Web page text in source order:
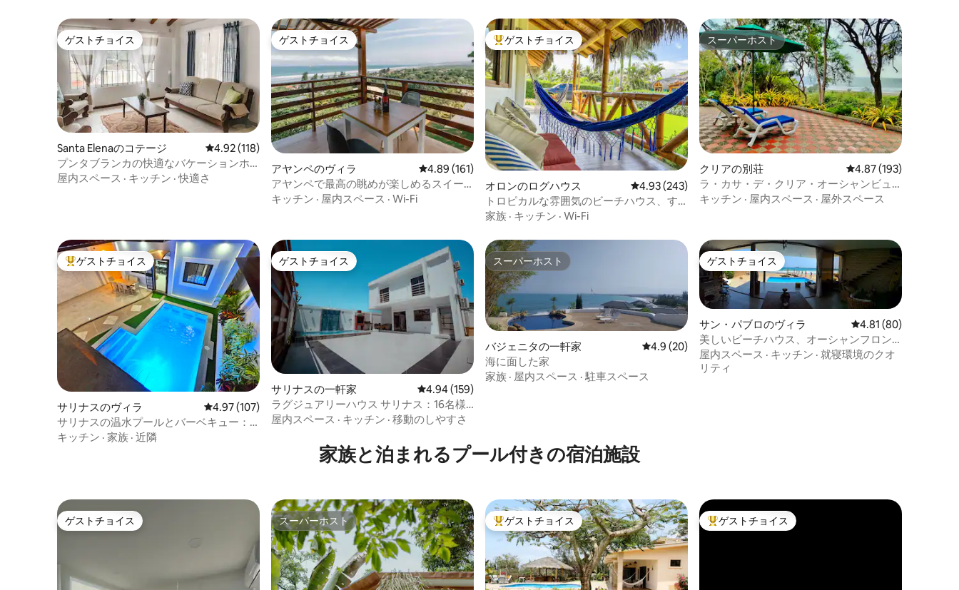
ゲストチョイス
ゲストチョイス
Santa Elenaのコテージ レビュー118件、5つ星中4.92つ星の平均評価
4.92 (118)
プンタブランカの快適なバケーションホ
ーム#1
屋内スペース · キッチン ·快適さ
ゲストチョイス
ゲストチョイス
アヤンペのヴィラ レビュー161件、5つ星中4.89つ星の平均評価
4.89 (161)
アヤンペで最高の眺めが楽しめるスイー
ト#4（planta alta）
キッチン · 屋内スペース · Wi-Fi
大好評のゲストチョイスです。
ゲストチョイス
オロンのログハウス レビュー243件、5つ星中4.93つ星の平均評価
4.93 (243)
トロピカルな雰囲気のビーチハウス、す
べてに近い
家族 · キッチン · Wi-Fi
スーパーホスト
スーパーホスト
クリアの別荘 レビュー193件、5つ
4.87 (193)
ラ・カサ・デ・クリア・オーシャンビュ
ーハウス
キッチン · 屋内スペース · 屋外スペース
大好評のゲストチョイスです。
ゲストチョイス
サリナスのヴィラ レビュー107件、5つ星中4.97つ星の平均評価
4.97 (107)
サリナスの温水プールとバーベキュー：
Casa Bali
キッチン · 家族 · 近隣
ゲストチョイス
ゲストチョイス
サリナスの一軒家 レビュー159件、5つ星中4.94つ星の平均評価
4.94 (159)
ラグジュアリーハウス サリナス：16名様
用・プライベートプール・バーベキュー
屋内スペース · キッチン · 移動のしやすさ
スーパーホスト
スーパーホスト
バジェニタの一軒家 レビュー20件、5つ星中4.9つ星の平均評価
4.9 (20)
海に面した家
家族 · 屋内スペース · 駐車スペース
ゲストチョイス
ゲストチョイス
サン・パブロのヴィラ レビュー80件、5つ
4.81 (80)
美しいビーチハウス、オーシャンフロン
ト
屋内スペース · キッチン · 就寝環境のクオ
リティ
家族と泊まれるプール付きの宿泊施設
ゲストチョイス
ゲストチョイス スーパーホスト
スーパーホスト 大好評のゲストチョイスです。
ゲストチョイス 大好評のゲストチョイスです。
ゲストチョイス